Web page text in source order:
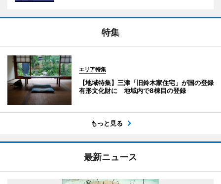
特集
エリア特集
【地域特集】三津「旧鈴木家住宅」が国の登録
有形文化財に 地域内で8棟目の登録
もっと見る
最新ニュース